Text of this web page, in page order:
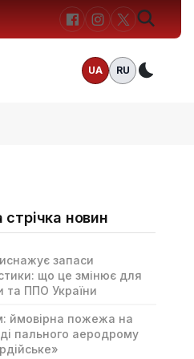
UA RU
новин
запаси
що це змінює для
та ППО України
ймовірна пожежа на
пального аеродрому